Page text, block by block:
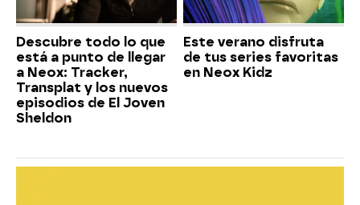
Descubre todo lo que
está a punto de llegar
a Neox: Tracker,
Transplat y los nuevos
episodios de El Joven
Sheldon
Este verano disfruta
de tus series favoritas
en Neox Kidz